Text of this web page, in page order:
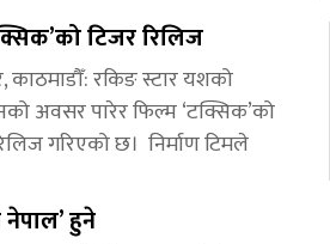
टिजर रिलिज
काठमाडौँ: रकिङ स्टार यशको
अवसर पारेर फिल्म ‘टक्सिक’को
गरिएको छ। निर्माण टिमले
हुने